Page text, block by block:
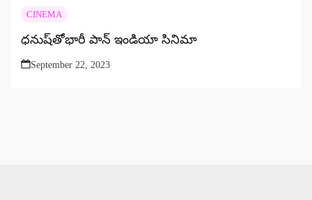
CINEMA
ధనుష్‌తోభారీ పాన్‌ ఇండియా సినిమా
September 22, 2023